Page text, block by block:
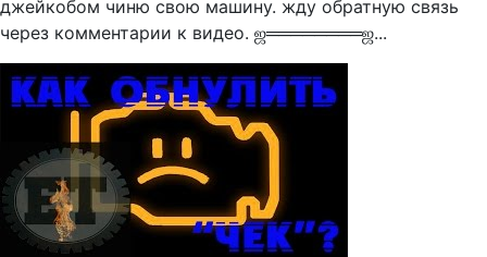
джейкобом чиню свою машину. жду обратную связь
через комментарии к видео. ஜ════════ஜ...